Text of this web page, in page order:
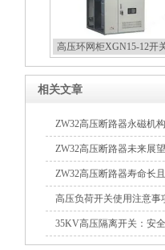
高压环网柜XGN15-12开
相关文章
ZW32高压断路器永磁机
ZW32高压断路器未来展
ZW32高压断路器寿命长
高压负荷开关使用注意事
35KV高压隔离开关：安